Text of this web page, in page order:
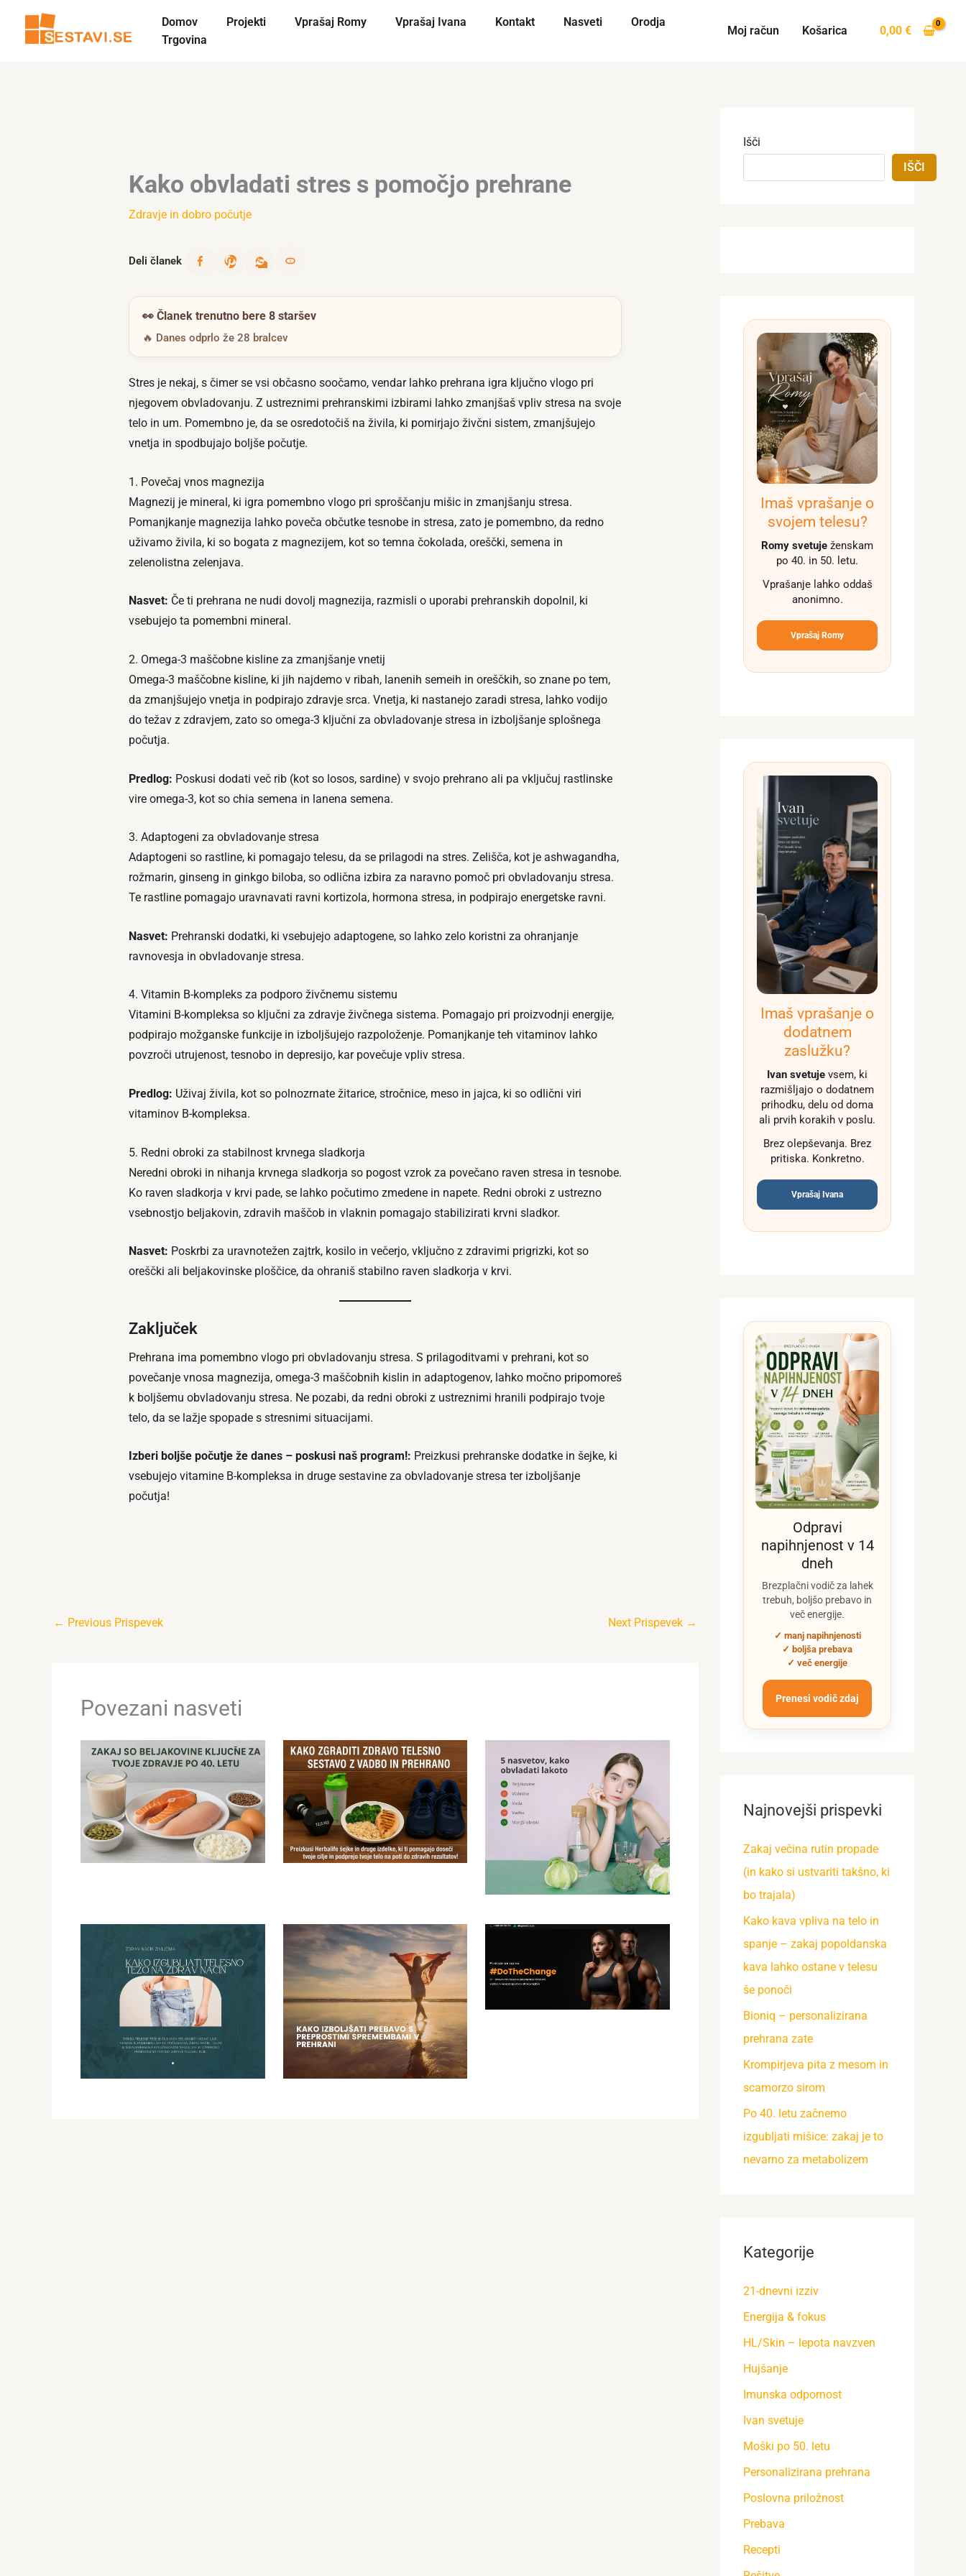
content
Domov Projekti Vprašaj Romy Vprašaj Ivana Kontakt Nasveti
Orodja
Trgovina
Moj račun Košarica 0,00 €
Kako obvladati stres s pomočjo prehrane
Zdravje in dobro počutje
Deli članek
👀 Članek trenutno bere 8 staršev
🔥 Danes odprlo že 28 bralcev
Stres je nekaj, s čimer se vsi občasno soočamo, vendar lahko prehrana igra ključno vlogo pri
njegovem obvladovanju. Z ustreznimi prehranskimi izbirami lahko zmanjšaš vpliv stresa na svoje
telo in um. Pomembno je, da se osredotočiš na živila, ki pomirjajo živčni sistem, zmanjšujejo
vnetja in spodbujajo boljše počutje.
1. Povečaj vnos magnezija
Magnezij je mineral, ki igra pomembno vlogo pri sproščanju mišic in zmanjšanju stresa.
Pomanjkanje magnezija lahko poveča občutke tesnobe in stresa, zato je pomembno, da redno
uživamo živila, ki so bogata z magnezijem, kot so temna čokolada, oreščki, semena in
zelenolistna zelenjava.
Nasvet: Če ti prehrana ne nudi dovolj magnezija, razmisli o uporabi prehranskih dopolnil, ki
vsebujejo ta pomembni mineral.
2. Omega-3 maščobne kisline za zmanjšanje vnetij
Omega-3 maščobne kisline, ki jih najdemo v ribah, lanenih semeih in oreščkih, so znane po tem,
da zmanjšujejo vnetja in podpirajo zdravje srca. Vnetja, ki nastanejo zaradi stresa, lahko vodijo
do težav z zdravjem, zato so omega-3 ključni za obvladovanje stresa in izboljšanje splošnega
počutja.
Predlog: Poskusi dodati več rib (kot so losos, sardine) v svojo prehrano ali pa vključuj rastlinske
vire omega-3, kot so chia semena in lanena semena.
3. Adaptogeni za obvladovanje stresa
Adaptogeni so rastline, ki pomagajo telesu, da se prilagodi na stres. Zelišča, kot je ashwagandha,
rožmarin, ginseng in ginkgo biloba, so odlična izbira za naravno pomoč pri obvladovanju stresa.
Te rastline pomagajo uravnavati ravni kortizola, hormona stresa, in podpirajo energetske ravni.
Nasvet: Prehranski dodatki, ki vsebujejo adaptogene, so lahko zelo koristni za ohranjanje
ravnovesja in obvladovanje stresa.
4. Vitamin B-kompleks za podporo živčnemu sistemu
Vitamini B-kompleksa so ključni za zdravje živčnega sistema. Pomagajo pri proizvodnji energije,
podpirajo možganske funkcije in izboljšujejo razpoloženje. Pomanjkanje teh vitaminov lahko
povzroči utrujenost, tesnobo in depresijo, kar povečuje vpliv stresa.
Predlog: Uživaj živila, kot so polnozrnate žitarice, stročnice, meso in jajca, ki so odlični viri
vitaminov B-kompleksa.
5. Redni obroki za stabilnost krvnega sladkorja
Neredni obroki in nihanja krvnega sladkorja so pogost vzrok za povečano raven stresa in tesnobe.
Ko raven sladkorja v krvi pade, se lahko počutimo zmedene in napete. Redni obroki z ustrezno
vsebnostjo beljakovin, zdravih maščob in vlaknin pomagajo stabilizirati krvni sladkor.
Nasvet: Poskrbi za uravnotežen zajtrk, kosilo in večerjo, vključno z zdravimi prigrizki, kot so
oreščki ali beljakovinske ploščice, da ohraniš stabilno raven sladkorja v krvi.
Zaključek
Prehrana ima pomembno vlogo pri obvladovanju stresa. S prilagoditvami v prehrani, kot so
povečanje vnosa magnezija, omega-3 maščobnih kislin in adaptogenov, lahko močno pripomoreš
k boljšemu obvladovanju stresa. Ne pozabi, da redni obroki z ustreznimi hranili podpirajo tvoje
telo, da se lažje spopade s stresnimi situacijami.
Izberi boljše počutje že danes – poskusi naš program!: Preizkusi prehranske dodatke in šejke, ki
vsebujejo vitamine B-kompleksa in druge sestavine za obvladovanje stresa ter izboljšanje
počutja!
← Previous Prispevek Next Prispevek →
Povezani nasveti
Išči
IŠČI
Imaš vprašanje o
svojem telesu?
Romy svetuje ženskam
po 40. in 50. letu.
Vprašanje lahko oddaš
anonimno.
Vprašaj Romy
Imaš vprašanje o
dodatnem
zaslužku?
Ivan svetuje vsem, ki
razmišljajo o dodatnem
prihodku, delu od doma
ali prvih korakih v poslu.
Brez olepševanja. Brez
pritiska. Konkretno.
Vprašaj Ivana
Odpravi
napihnjenost v 14
dneh
Brezplačni vodič za lahek
trebuh, boljšo prebavo in
več energije.
✓ manj napihnjenosti
✓ boljša prebava
✓ več energije
Prenesi vodič zdaj
Najnovejši prispevki
Zakaj večina rutin propade
(in kako si ustvariti takšno, ki
bo trajala)
Kako kava vpliva na telo in
spanje – zakaj popoldanska
kava lahko ostane v telesu
še ponoči
Bioniq – personalizirana
prehrana zate
Krompirjeva pita z mesom in
scamorzo sirom
Po 40. letu začnemo
izgubljati mišice: zakaj je to
nevarno za metabolizem
Kategorije
21-dnevni izziv
Energija & fokus
HL/Skin – lepota navzven
Hujšanje
Imunska odpornost
Ivan svetuje
Moški po 50. letu
Personalizirana prehrana
Poslovna priložnost
Prebava
Recepti